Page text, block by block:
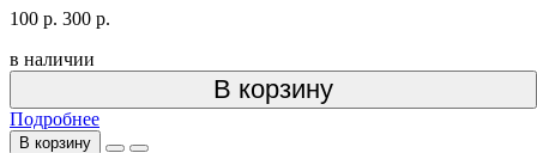
100 р. 300 р.
в наличии
В корзину
Подробнее
В корзину